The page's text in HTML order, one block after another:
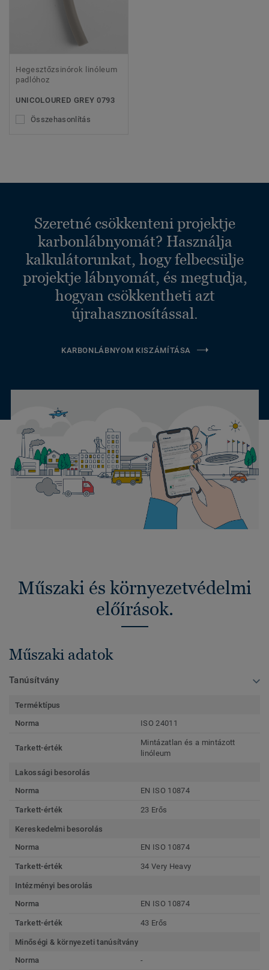
Hegesztőzsinórok linóleum
padlóhoz
UNICOLOURED GREY 0793
Összehasonlítás
Szeretné csökkenteni projektje
karbonlábnyomát? Használja
kalkulátorunkat, hogy felbecsülje
projektje lábnyomát, és megtudja,
hogyan csökkentheti azt
újrahasznosítással.
KARBONLÁBNYOM KISZÁMÍTÁSA
Műszaki és környezetvédelmi
előírások.
Műszaki adatok
Tanúsítvány
Terméktípus
Norma
ISO 24011
Tarkett-érték
Mintázatlan és a mintázott
linóleum
Lakossági besorolás
Norma
EN ISO 10874
Tarkett-érték 23 Erős
Kereskedelmi besorolás
Norma
EN ISO 10874
Tarkett-érték 34 Very Heavy
Intézményi besorolás
Norma
EN ISO 10874
Tarkett-érték 43 Erős
Minőségi & környezeti tanúsítvány
Norma
-